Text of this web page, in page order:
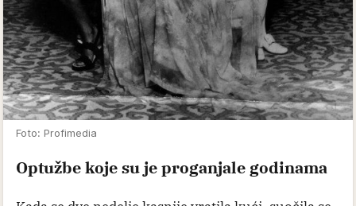
Foto: Profimedia
Optužbe koje su je proganjale godinama